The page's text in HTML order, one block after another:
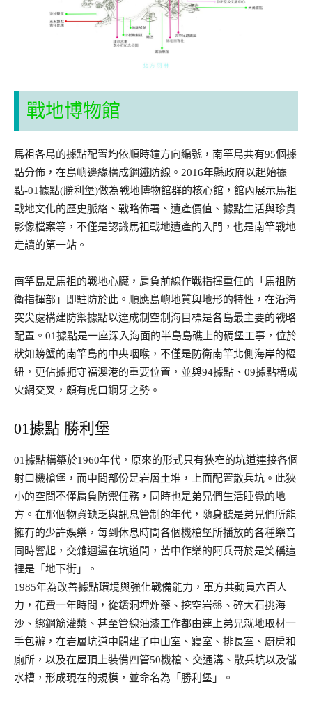
戰地博物館
馬祖各島的據點配置均依順時鐘方向編號，南竿島共有95個據
點分佈，在島嶼邊緣構成鋼鐵防線。2016年縣政府以起始據
點-01據點(勝利堡)做為戰地博物館群的核心館，館內展示馬祖
戰地文化的歷史脈絡、戰略佈署、遺產價值、據點生活與珍貴
影像檔案等，不僅是認識馬祖戰地遺產的入門，也是南竿戰地
走讀的第一站。
南竿島是馬祖的戰地心臟，肩負前線作戰指揮重任的「馬祖防
衛指揮部」即駐防於此。順應島嶼地質與地形的特性，在沿海
突尖處構建防禦據點以達成制空制海目標是各島最主要的戰略
配置。01據點是一座深入海面的半島島礁上的碉堡工事，位於
狀如螃蟹的南竿島的中央咽喉，不僅是防衛南竿北側海岸的樞
紐，更佔據扼守福澳港的重要位置，並與94據點、09據點構成
火網交叉，頗有虎口鋼牙之勢。
01據點 勝利堡
01據點構築於1960年代，原來的形式只有狹窄的坑道連接各個
射口機槍堡，而中間部份是岩層土堆，上面配置散兵坑。此狹
小的空間不僅肩負防禦任務，同時也是弟兄們生活睡覺的地
方。在那個物資缺乏與訊息管制的年代，隨身聽是弟兄們所能
擁有的少許娛樂，每到休息時間各個機槍堡所播放的各種樂音
同時響起，交雜迴盪在坑道間，苦中作樂的阿兵哥於是笑稱這
裡是「地下街」。
1985年為改善據點環境與強化戰備能力，軍方共動員六百人
力，花費一年時間，從鑽洞埋炸藥、挖空岩盤、碎大石挑海
沙、綁鋼筋灌漿、甚至管線油漆工作都由連上弟兄就地取材一
手包辦，在岩層坑道中闢建了中山室、寢室、排長室、廚房和
廁所，以及在屋頂上裝備四管50機槍、交通溝、散兵坑以及儲
水槽，形成現在的規模，並命名為「勝利堡」。